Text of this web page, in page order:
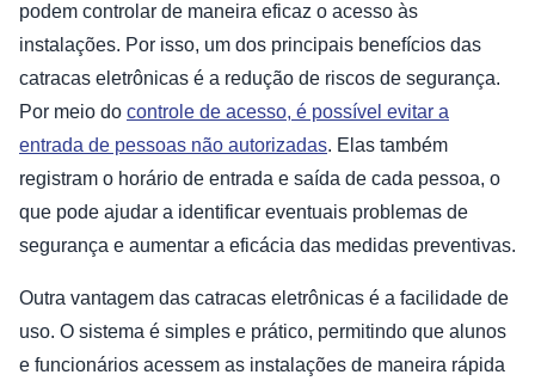
podem controlar de maneira eficaz o acesso às
instalações. Por isso, um dos principais benefícios das
catracas eletrônicas é a redução de riscos de segurança.
Por meio do controle de acesso, é possível evitar a
entrada de pessoas não autorizadas. Elas também
registram o horário de entrada e saída de cada pessoa, o
que pode ajudar a identificar eventuais problemas de
segurança e aumentar a eficácia das medidas preventivas.
Outra vantagem das catracas eletrônicas é a facilidade de
uso. O sistema é simples e prático, permitindo que alunos
e funcionários acessem as instalações de maneira rápida